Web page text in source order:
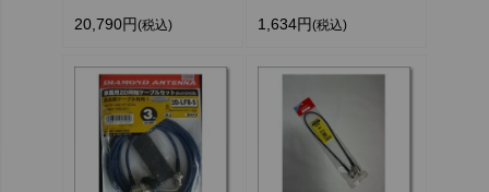
20,790円(税込) 1,634円(税込)